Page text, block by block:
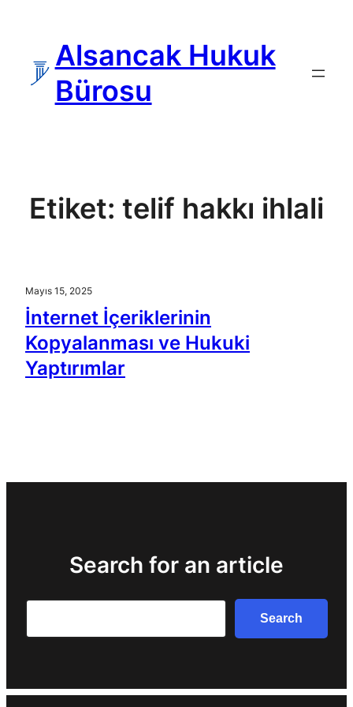
Alsancak Hukuk
Bürosu
Etiket: telif hakkı ihlali
Mayıs 15, 2025
İnternet İçeriklerinin
Kopyalanması ve Hukuki
Yaptırımlar
Search for an article
Search